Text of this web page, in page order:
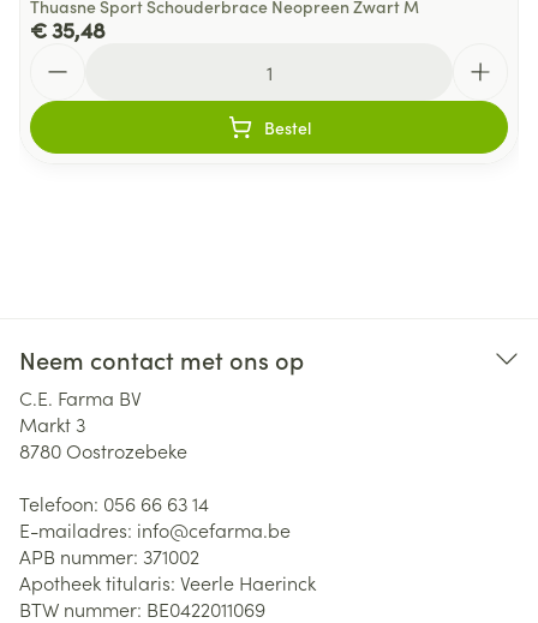
Thuasne Sport Schouderbrace Neopreen Zwart M
€ 35,48
Bestel
Neem contact met ons op
C.E. Farma BV
Markt 3
8780Oostrozebeke
Telefoon: 056 66 63 14
E-mailadres: info@cefarma.be
APB nummer: 371002
Apotheek titularis: Veerle Haerinck
BTW nummer: BE0422011069